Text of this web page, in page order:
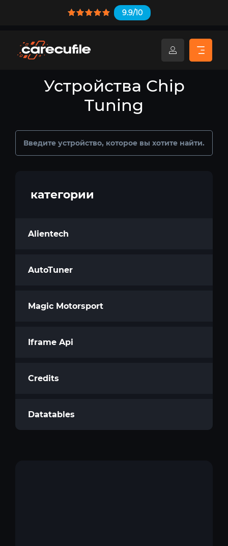
9.9/10
Устройства Chip
Tuning
категории
Alientech
AutoTuner
Magic Motorsport
Iframe Api
Credits
Datatables